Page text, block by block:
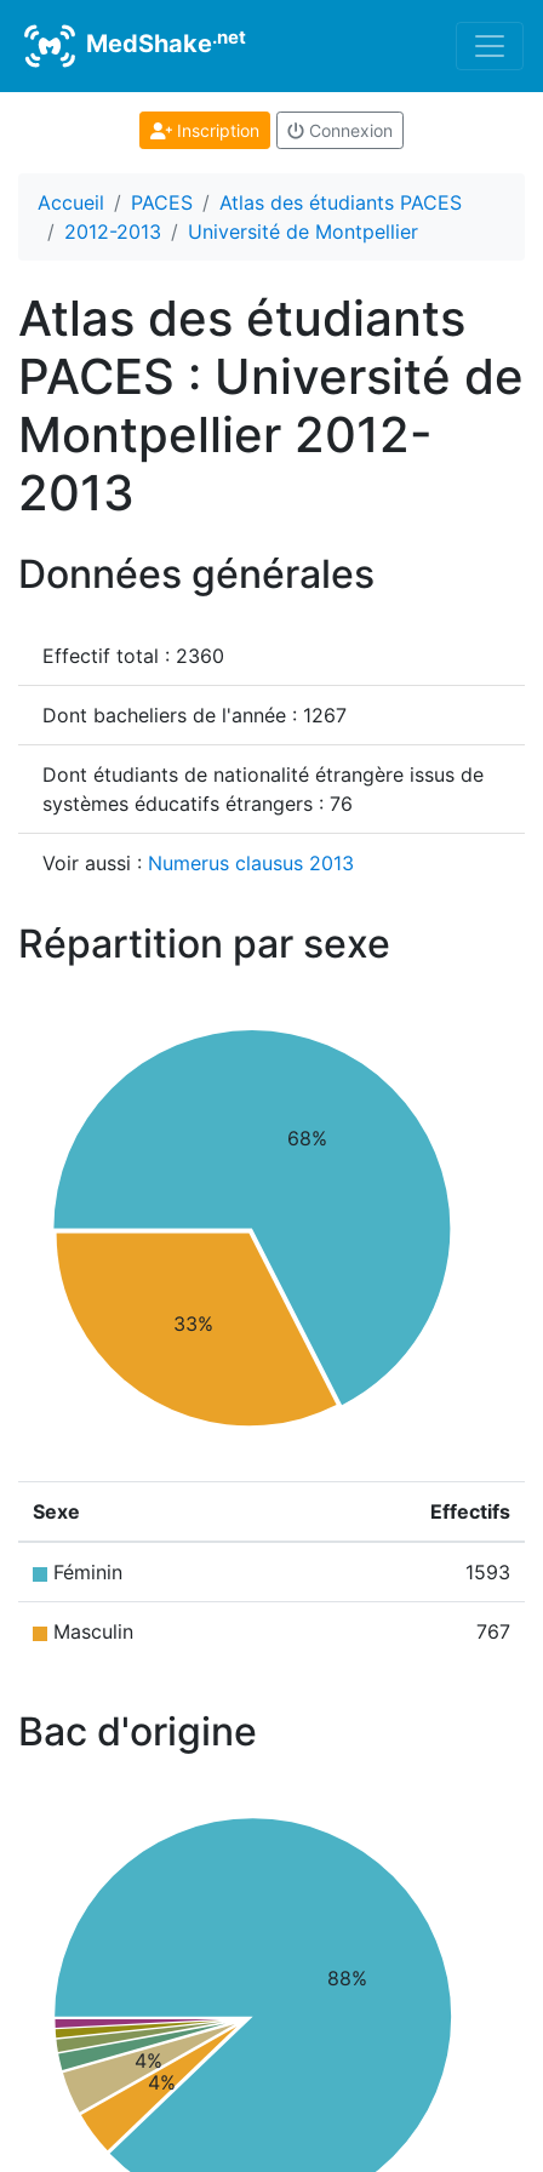
MedShake.net
Inscription Connexion
Accueil PACES
Atlas des étudiants PACES
2012-2013
Université de Montpellier
Atlas des étudiants
PACES : Université de
Montpellier 2012-
2013
Données générales
Effectif total : 2360
Dont bacheliers de l'année : 1267
Dont étudiants de nationalité étrangère issus de
systèmes éducatifs étrangers : 76
Voir aussi : Numerus clausus 2013
Répartition par sexe
68%
33%
Sexe Effectifs
Féminin 1593
Masculin 767
Bac d'origine
88%
4%
4%